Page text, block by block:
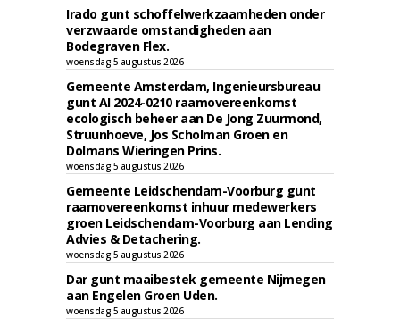
Irado gunt schoffelwerkzaamheden onder
verzwaarde omstandigheden aan
Bodegraven Flex.
woensdag 5 augustus 2026
Gemeente Amsterdam, Ingenieursbureau
gunt AI 2024-0210 raamovereenkomst
ecologisch beheer aan De Jong Zuurmond,
Struunhoeve, Jos Scholman Groen en
Dolmans Wieringen Prins.
woensdag 5 augustus 2026
Gemeente Leidschendam-Voorburg gunt
raamovereenkomst inhuur medewerkers
groen Leidschendam-Voorburg aan Lending
Advies & Detachering.
woensdag 5 augustus 2026
Dar gunt maaibestek gemeente Nijmegen
aan Engelen Groen Uden.
woensdag 5 augustus 2026